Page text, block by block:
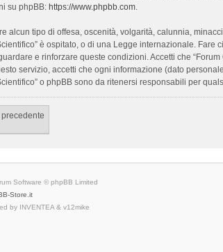
su phpBB: https://www.phpbb.com.
alcun tipo di offesa, oscenità, volgarità, calunnia,
è ospitato, o di una Legge internazionale.
e rinforzare queste condizioni. Accetti che
servizio, accetti che ogni informazione (dato
o phpBB sono da ritenersi responsabili per
Software © phpBB Limited
Store.it
by INVENTEA & v12mike